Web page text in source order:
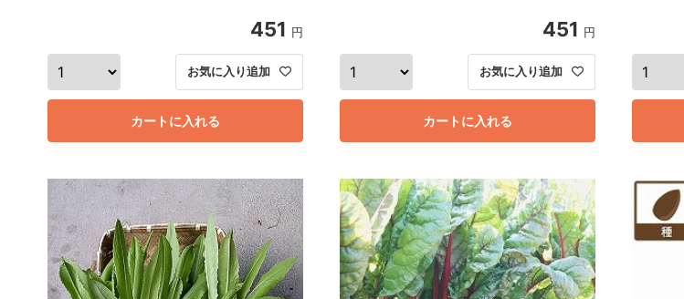
451 円
カートに入れる
お気に入り追加
451 円
カートに入れる
お気に入り追加